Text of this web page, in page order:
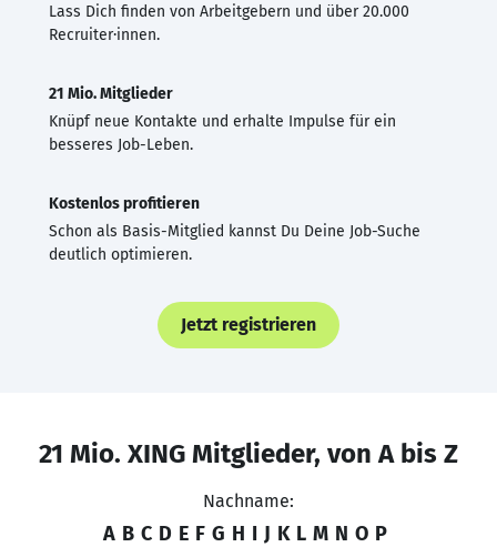
Lass Dich finden von Arbeitgebern und über 20.000
Recruiter·innen.
21 Mio. Mitglieder
Knüpf neue Kontakte und erhalte Impulse für ein
besseres Job-Leben.
Kostenlos profitieren
Schon als Basis-Mitglied kannst Du Deine Job-Suche
deutlich optimieren.
Jetzt registrieren
21 Mio. XING Mitglieder, von A bis Z
Nachname:
A B C D E F G H I J K L M N O P